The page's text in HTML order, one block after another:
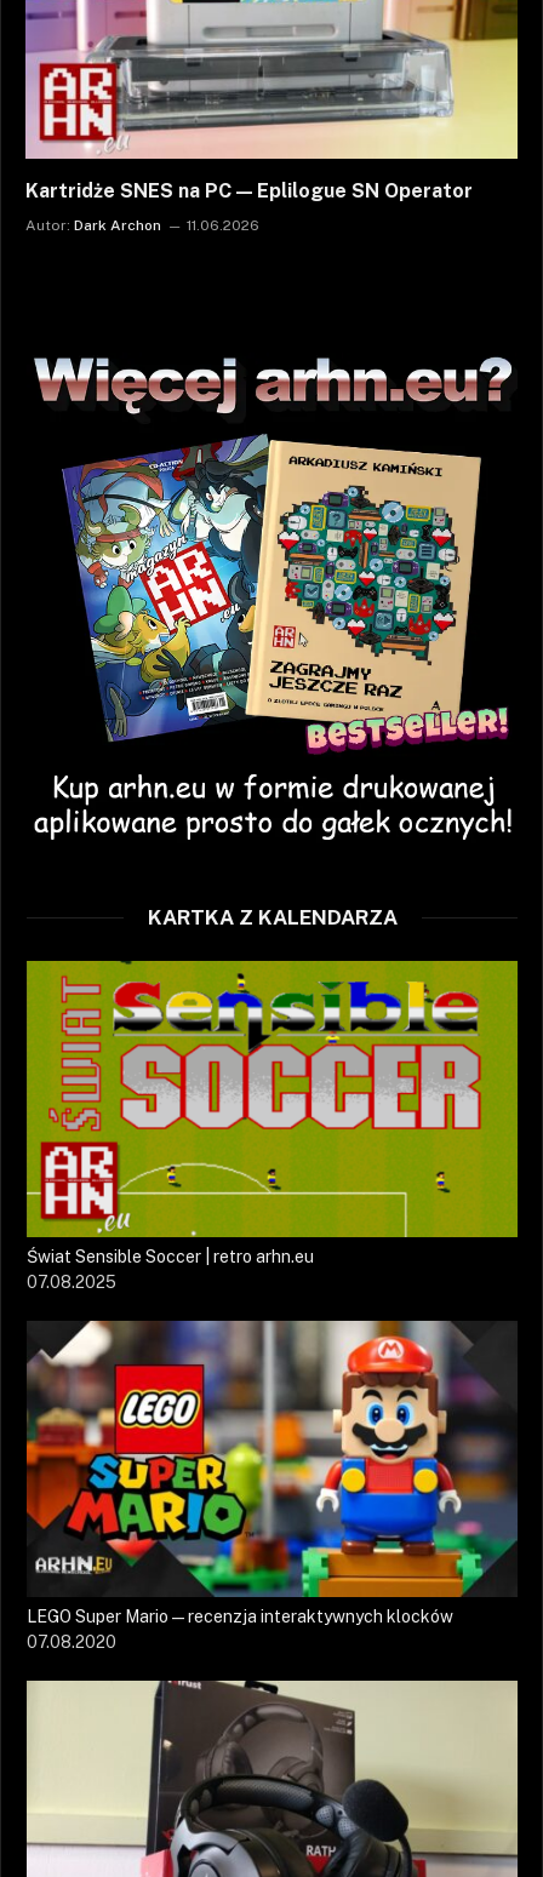
Kartridże SNES na PC — Eplilogue SN Operator
Autor: Dark Archon 11.06.2026
KARTKA Z KALENDARZA
Świat Sensible Soccer | retro arhn.eu
07.08.2025
LEGO Super Mario — recenzja interaktywnych klocków
07.08.2020